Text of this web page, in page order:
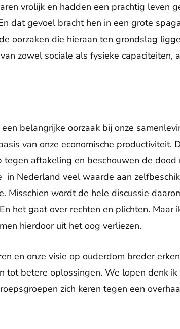
vrolijk en hadden een prachtig leven
dat gevoel bracht hen in een grote
oorzaken die hieraan ten grondslag
zowel sociale als fysieke capaciteiten,
belangrijke oorzaak bij onze
van onze economische productiviteit.
tegen aftakeling en beschouwen de
in Nederland veel waarde aan
Misschien wordt de hele discussie
het gaat over rechten en plichten. Maar
hierdoor uit het oog verliezen.
en onze visie op ouderdom breder
tot betere oplossingen. We lopen denk
zich keren tegen een